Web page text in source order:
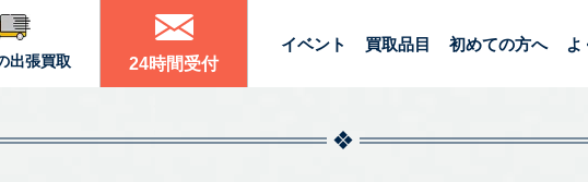
出張買取 24時間受付
イベント 買取品目 初めての方へ よ